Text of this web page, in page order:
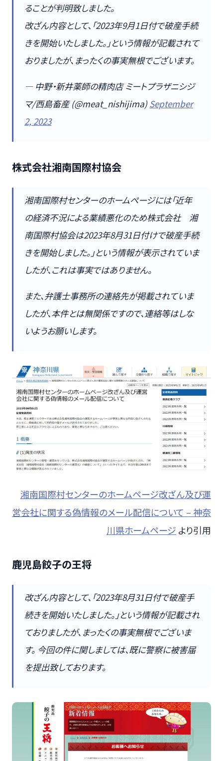
ることが判明致しました。
改ざん内容として、「2023年9月1日付で破産手続
きを開始いたしました。」という情報が記載されて
おりましたが、まったくの事実無根でございます。
— 中野・新井薬師の精肉店 ミートプラザニシジ
マ/西島畜産 (@meat_nishijima) September
2, 2023
株式会社湘南国際村協会
湘南国際村センターのホームページには「近年
の経済不況による業績悪化のため株式会社 湘
南国際村協会は2023年8月31日付けで破産手続
きを開始しました。」という情報が表示されていま
したが、これは事実ではありません。
また、弁護士事務所の連絡先が掲載されていま
したが、本件とは無関係ですので、連絡等はしな
いようお願いします。
湘南国際村センターのホームページ改ざん及び運
営会社に関する偽情報のメール配信について – 神奈
川県ホームページ より引用
鹿児島餃子の王将
改ざん内容として、「2023年8月31日付で破産手
続きを開始いたしました。」という情報が記載され
ておりましたが、まったくの事実無根でございま
す。 今回の件に関しましては、既に警察に被害届
を提出致しております。